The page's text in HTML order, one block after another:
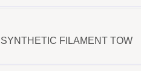
SYNTHETIC FILAMENT TOW